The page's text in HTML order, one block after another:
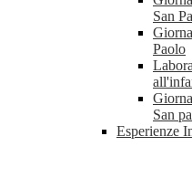
San
Paolo
San
Esperienze